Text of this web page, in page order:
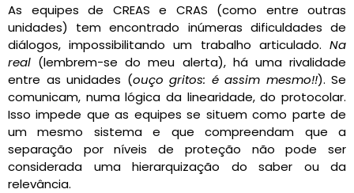
As equipes de CREAS e CRAS (como entre outras
unidades) tem encontrado inúmeras dificuldades de
diálogos, impossibilitando um trabalho articulado. Na
real (lembrem-se do meu alerta), há uma rivalidade
entre as unidades (ouço gritos: é assim mesmo!!). Se
comunicam, numa lógica da linearidade, do protocolar.
Isso impede que as equipes se situem como parte de
um mesmo sistema e que compreendam que a
separação por níveis de proteção não pode ser
considerada uma hierarquização do saber ou da
relevância.